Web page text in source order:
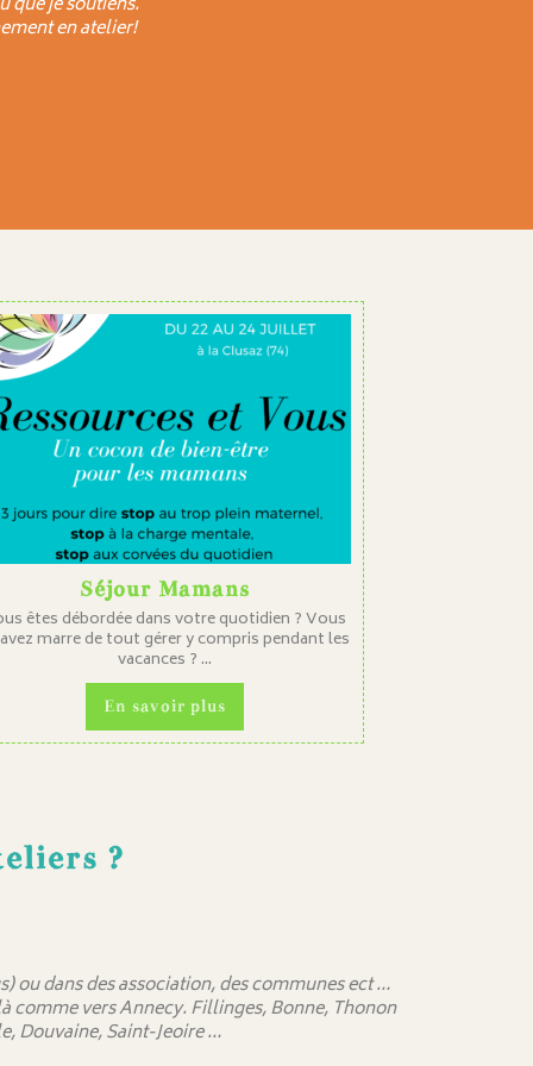
en atelier!
Séjour Mamans
êtes débordée dans votre quotidien ? Vous
marre de tout gérer y compris pendant les
vacances ? ...
En savoir plus
?
ou dans des association, des communes ect …
comme vers Annecy. Fillinges, Bonne, Thonon
Douvaine, Saint-Jeoire …